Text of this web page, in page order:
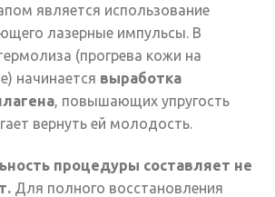
является использование
лазерные импульсы. В
(прогрева кожи на
начинается выработка
, повышающих упругость
вернуть ей молодость.
процедуры составляет не
Для полного восстановления